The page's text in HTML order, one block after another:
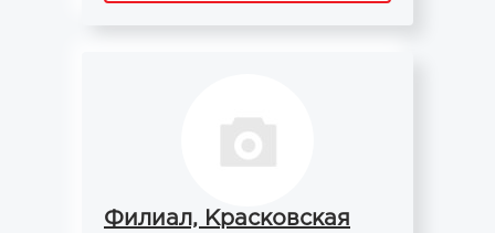
Филиал, Красковская